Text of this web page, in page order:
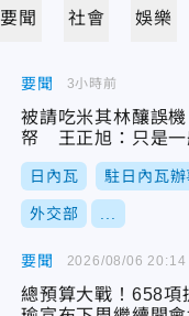
要聞 社會 娛樂
要聞
被請吃米其林釀誤
帑 王正旭：只是一
日內瓦 駐日內瓦辦
外交部
3小時前
要聞
總預算大戰！658
2026/08/06 20:14